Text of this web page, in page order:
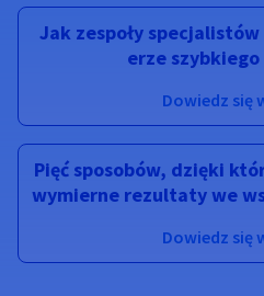
Jak zespoły
erze
Dowiedz się
Pięć sposobów, dzięki
wymierne rezultaty we
Dowiedz się